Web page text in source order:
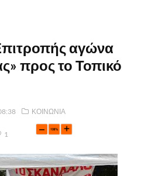
αγώνα
προς το Τοπικό
ΚΟΙΝΩΝΙΑ
1